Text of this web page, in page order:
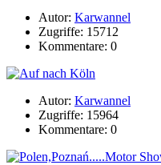
Autor: Karwannel
Zugriffe: 15712
Kommentare: 0
Autor: Karwannel
Zugriffe: 15964
Kommentare: 0